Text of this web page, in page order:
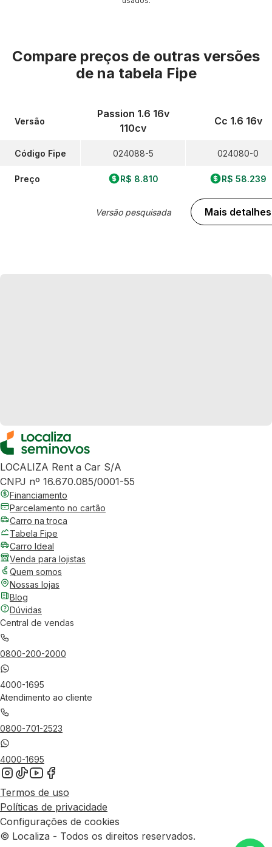
Compare preços de outras versões
de na tabela Fipe
Versão
Código Fipe
Preço
Passion 1.6 16v
110cv
024088-5
R$ 8.810
Versão pesquisada
Cc 1.6 16v
024080-0
R$ 58.239
Mais detalhes
LOCALIZA Rent a Car S/A
CNPJ nº 16.670.085/0001-55
Financiamento
Parcelamento no cartão
Carro na troca
Tabela Fipe
Carro Ideal
Venda para lojistas
Quem somos
Nossas lojas
Blog
Dúvidas
Central de vendas
0800-200-2000
4000-1695
Atendimento ao cliente
0800-701-2523
4000-1695
Termos de uso
Políticas de privacidade
Configurações de cookies
© Localiza - Todos os direitos reservados.